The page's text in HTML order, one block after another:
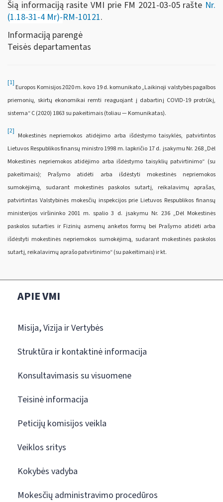
Šią informaciją rasite VMI prie FM 2021-03-05 rašte Nr.
(1.18-31-4 Mr)-RM-10121.
Informaciją parengė
Teisės departamentas
[1]
Europos Komisijos 2020 m. kovo 19 d. komunikato „Laikinoji valstybės pagalbos
priemonių, skirtų ekonomikai remti reaguojant į dabartinį COVID-19 protrūkį,
sistema“ C (2020) 1863 su pakeitimais (toliau — Komunikatas).
[2]
Mokestinės nepriemokos atidėjimo arba išdėstymo taisyklės, patvirtintos
Lietuvos Respublikos finansų ministro 1998 m. lapkričio 17 d. įsakymu Nr. 268 „Dėl
Mokestinės nepriemokos atidėjimo arba išdėstymo taisyklių patvirtinimo“ (su
pakeitimais); Prašymo atidėti arba išdėstyti mokestinės nepriemokos
sumokėjimą, sudarant mokestinės paskolos sutartį, reikalavimų aprašas,
patvirtintas Valstybinės mokesčių inspekcijos prie Lietuvos Respublikos finansų
ministerijos viršininko 2001 m. spalio 3 d. įsakymu Nr. 236 „Dėl Mokestinės
paskolos sutarties ir Fizinių asmenų anketos formų bei Prašymo atidėti arba
išdėstyti mokestinės nepriemokos sumokėjimą, sudarant mokestinės paskolos
sutartį, reikalavimų aprašo patvirtinimo“ (su pakeitimais) ir kt.
APIE VMI
Misija, Vizija ir Vertybės
Struktūra ir kontaktinė informacija
Konsultavimasis su visuomene
Teisinė informacija
Peticijų komisijos veikla
Veiklos sritys
Kokybės vadyba
Mokesčių administravimo procedūros